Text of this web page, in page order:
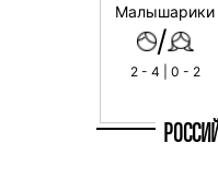
Малышарики
/
2 - 4 | 0 - 2